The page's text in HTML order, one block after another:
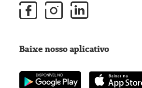
Baixe nosso aplicativo